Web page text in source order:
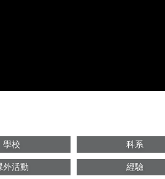
學校 科系
外活動 經驗